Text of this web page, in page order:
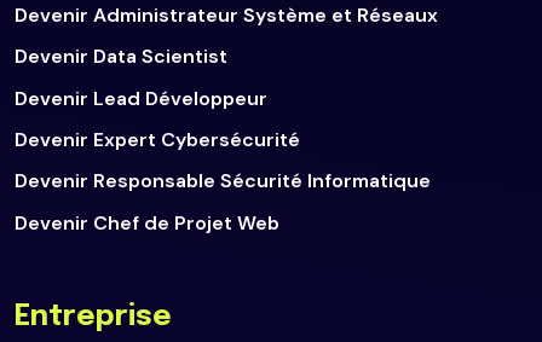
Devenir Administrateur Système et Réseaux
Devenir Data Scientist
Devenir Lead Développeur
Devenir Expert Cybersécurité
Devenir Responsable Sécurité Informatique
Devenir Chef de Projet Web
Entreprise